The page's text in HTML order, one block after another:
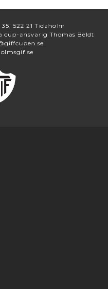
522 21 Tidaholm
ansvarig Thomas Beldt